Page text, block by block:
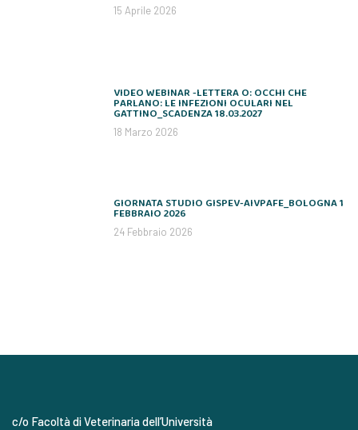
15 Aprile 2026
VIDEO WEBINAR -LETTERA O: OCCHI CHE
PARLANO: LE INFEZIONI OCULARI NEL
GATTINO_SCADENZA 18.03.2027
18 Marzo 2026
GIORNATA STUDIO GISPEV-AIVPAFE_BOLOGNA 1
FEBBRAIO 2026
24 Febbraio 2026
c/o Facoltà di Veterinaria dell’Università